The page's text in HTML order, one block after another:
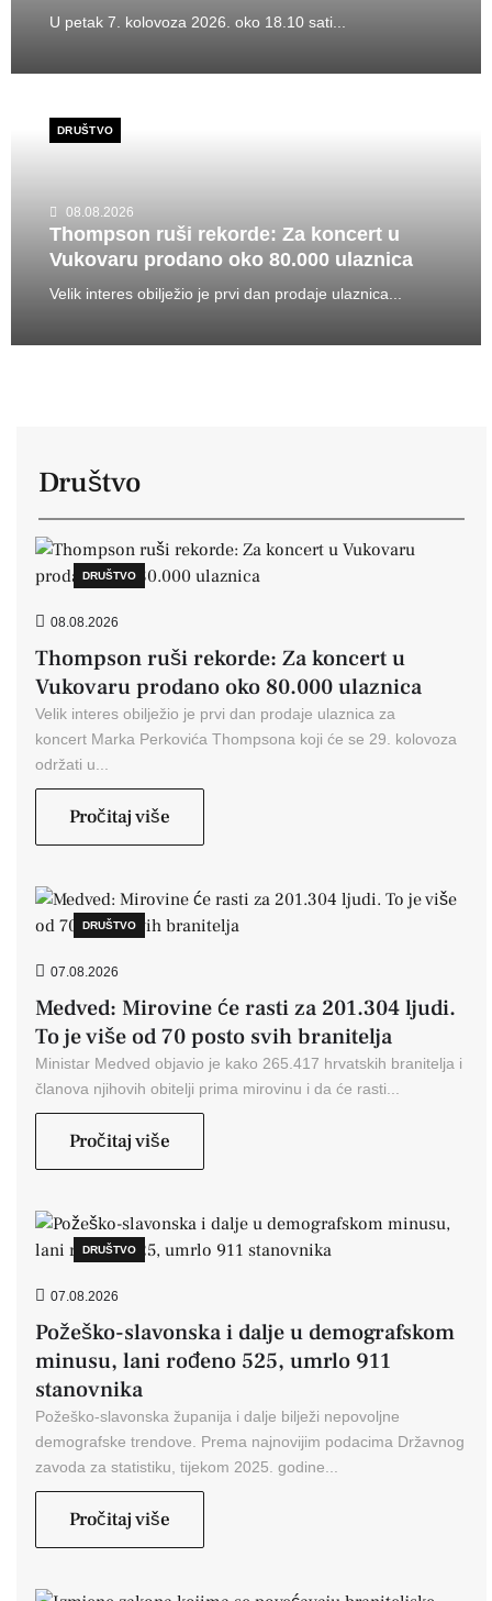
U petak 7. kolovoza 2026. oko 18.10 sati...
DRUŠTVO
08.08.2026
Thompson ruši rekorde: Za koncert u
Vukovaru prodano oko 80.000 ulaznica
Velik interes obilježio je prvi dan prodaje ulaznica...
Društvo
DRUŠTVO
08.08.2026
Thompson ruši rekorde: Za koncert u
Vukovaru prodano oko 80.000 ulaznica
Velik interes obilježio je prvi dan prodaje ulaznica za
koncert Marka Perkovića Thompsona koji će se 29. kolovoza
održati u...
Pročitaj više
DRUŠTVO
07.08.2026
Medved: Mirovine će rasti za 201.304 ljudi.
To je više od 70 posto svih branitelja
Ministar Medved objavio je kako 265.417 hrvatskih branitelja i
članova njihovih obitelji prima mirovinu i da će rasti...
Pročitaj više
DRUŠTVO
07.08.2026
Požeško-slavonska i dalje u demografskom
minusu, lani rođeno 525, umrlo 911
stanovnika
Požeško-slavonska županija i dalje bilježi nepovoljne
demografske trendove. Prema najnovijim podacima Državnog
zavoda za statistiku, tijekom 2025. godine...
Pročitaj više